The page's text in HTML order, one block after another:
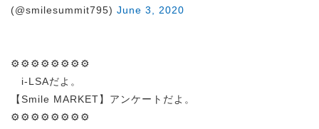
(@smilesummit795) June 3, 2020
⚙️⚙️⚙️⚙️⚙️⚙️⚙️⚙️
i-LSAだよ。
【Smile MARKET】アンケートだよ。
⚙️⚙️⚙️⚙️⚙️⚙️⚙️⚙️